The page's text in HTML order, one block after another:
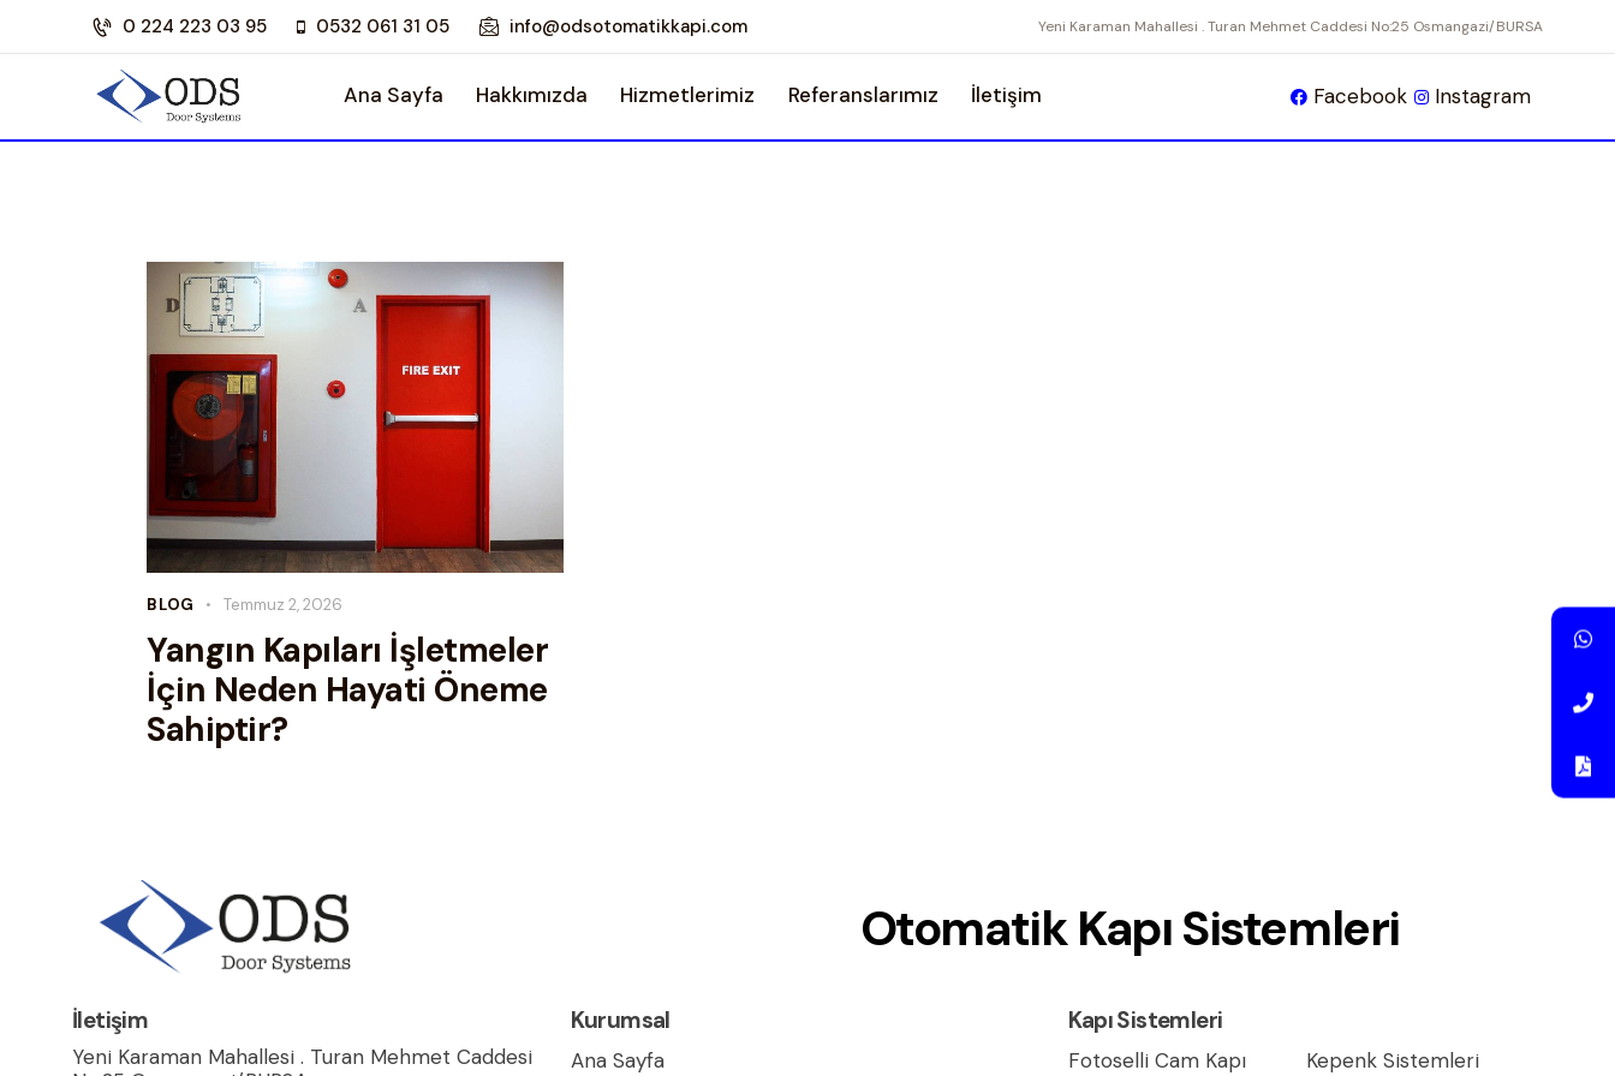
0 224 223 03 95 0532 061 31 05 info@odsotomatikkapi.com Yeni Karaman Mahallesi . Turan Mehmet Caddesi No:25 Osmangazi/BURSA
Ana Sayfa Hakkımızda Hizmetlerimiz Referanslarımız İletişim Facebook Instagram
BLOG Temmuz 2, 2026
Yangın Kapıları İşletmeler
İçin Neden Hayati Öneme
Sahiptir?
Otomatik Kapı Sistemleri
İletişim
Yeni Karaman Mahallesi . Turan Mehmet Caddesi
Kurumsal
Ana Sayfa
Kapı Sistemleri
Fotoselli Cam Kapı Kepenk Sistemleri